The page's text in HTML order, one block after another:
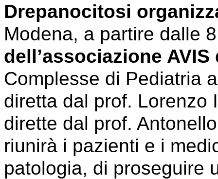
Drepanocitosi
Modena, a partire dalle
dell’associazione
Complesse di Pediatria
diretta dal prof. Lorenzo
dirette dal prof.
riunirà i pazienti e i
patologia, di proseguire